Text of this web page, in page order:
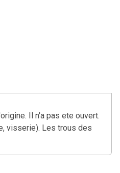
Il n'a pas ete ouvert.
visserie). Les trous des